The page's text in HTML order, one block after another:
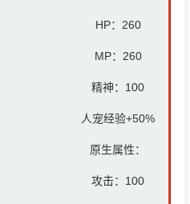
HP：260
MP：260
精神：100
人宠经验+50%
原生属性：
攻击： 100